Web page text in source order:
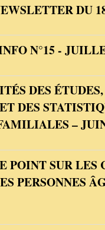
DU
N°15 -
DES
DES
–
POINT SUR LES
PERSONNES